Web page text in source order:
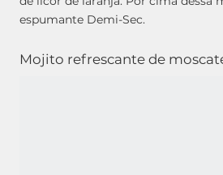
espumante Demi-Sec.
Mojito refrescante de